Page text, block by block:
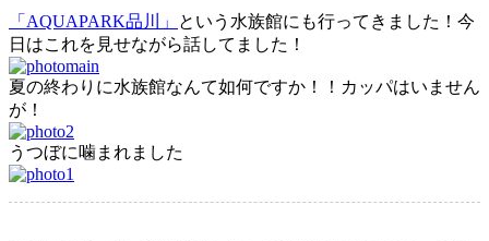
「AQUAPARK品川」
という水族館にも行ってきました！今
日はこれを見せながら話してました！
夏の終わりに水族館なんて如何ですか！！カッパはいません
が！
うつぼに噛まれました